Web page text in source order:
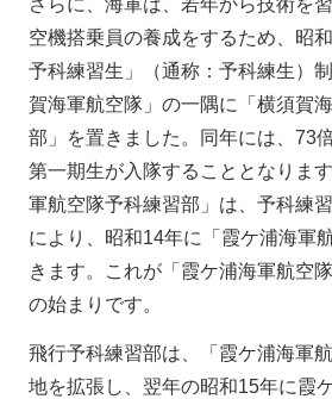
さらに、海軍は、若年から技術を
空機搭乗員の養成をするため、昭
予科練習生」（通称：予科練生）
賀海軍航空隊」の一隅に「横須賀
部」を置きました。同年には、73
第一期生が入隊することとなりま
軍航空隊予科練習部」は、予科練
により、昭和14年に「霞ケ浦海軍
きます。これが「霞ケ浦海軍航空
の始まりです。
飛行予科練習部は、「霞ケ浦海軍
地を拡張し、翌年の昭和15年に霞